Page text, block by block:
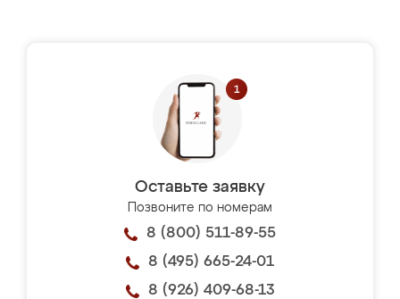
Оставьте заявку
Позвоните по номерам
8 (800) 511-89-55
8 (495) 665-24-01
8 (926) 409-68-13